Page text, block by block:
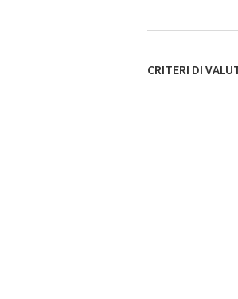
CRITERI DI